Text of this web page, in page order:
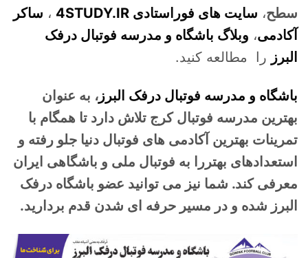
سطح، سایت های فوراستادی 4STUDY.IR ، ساکر
آکادمی، وبلاگ باشگاه و مدرسه فوتبال درفک
البرز را مطالعه کنید.
باشگاه و مدرسه فوتبال درفک البرز، به عنوان
بهترین مدرسه فوتبال کرج تلاش دارد تا همگام با
تمرینات بهترین آکادمی های فوتبال دنیا جلو رفته و
استعدادهای بهتررا به فوتبال ملی و باشگاهی ایران
معرفی کند. شما نیز می توانید عضو باشگاه درفک
البرز شده و در مسیر حرفه ای شدن قدم بردارید.